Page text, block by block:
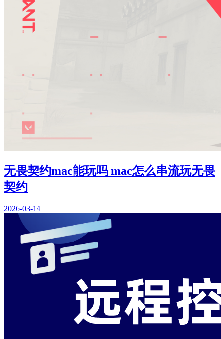
无畏契约mac能玩吗 mac怎么串流玩无畏
契约
2026-03-14